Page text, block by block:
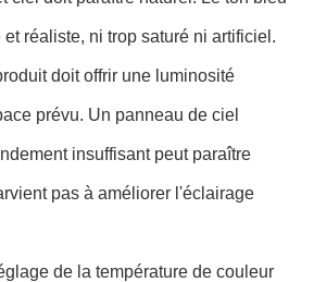
réaliste, ni trop saturé ni artificiel.
doit offrir une luminosité
prévu. Un panneau de ciel
insuffisant peut paraître
pas à améliorer l'éclairage
de la température de couleur